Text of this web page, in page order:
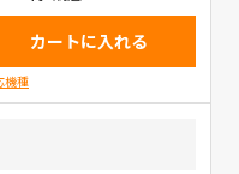
カートに入れる
機種